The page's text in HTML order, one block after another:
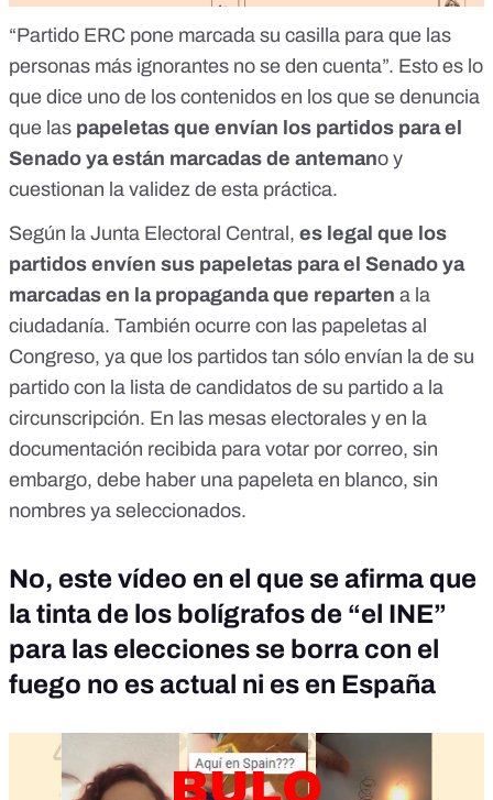
“Partido ERC pone marcada su casilla para que las
personas más ignorantes no se den cuenta”. Esto es lo
que dice uno de los contenidos en los que se denuncia
que las papeletas que envían los partidos para el
Senado ya están marcadas de antemano y
cuestionan la validez de esta práctica.
Según la Junta Electoral Central, es legal que los
partidos envíen sus papeletas para el Senado ya
marcadas en la propaganda que reparten a la
ciudadanía. También ocurre con las papeletas al
Congreso, ya que los partidos tan sólo envían la de su
partido con la lista de candidatos de su partido a la
circunscripción. En las mesas electorales y en la
documentación recibida para votar por correo, sin
embargo, debe haber una papeleta en blanco, sin
nombres ya seleccionados.
No, este vídeo en el que se afirma que
la tinta de los bolígrafos de “el INE”
para las elecciones se borra con el
fuego no es actual ni es en España